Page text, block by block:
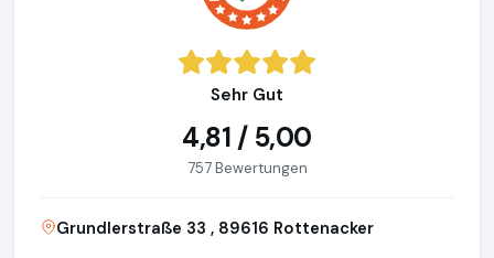
Sehr Gut
4,81 / 5,00
757 Bewertungen
Grundlerstraße 33 , 89616 Rottenacker